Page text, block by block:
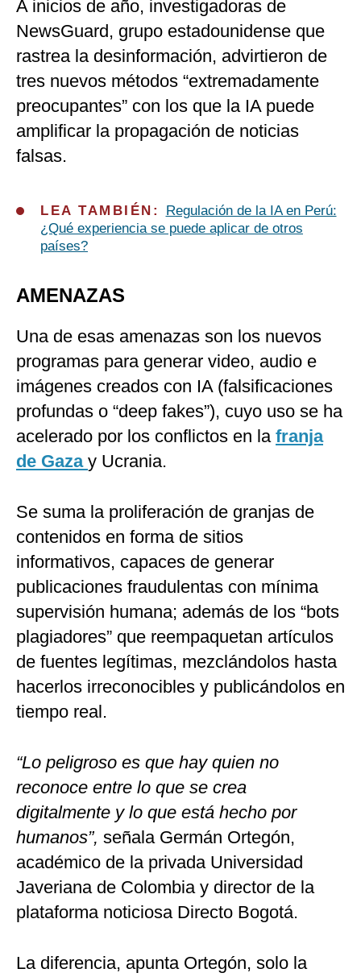
A inicios de año, investigadoras de
NewsGuard, grupo estadounidense que
rastrea la desinformación, advirtieron de
tres nuevos métodos “extremadamente
preocupantes” con los que la IA puede
amplificar la propagación de noticias
falsas.
LEA TAMBIÉN:
Regulación de la IA en Perú:
¿Qué experiencia se puede aplicar de otros
países?
AMENAZAS
Una de esas amenazas son los nuevos
programas para generar video, audio e
imágenes creados con IA (falsificaciones
profundas o “deep fakes”), cuyo uso se ha
acelerado por los conflictos en la franja
de Gaza y Ucrania.
Se suma la proliferación de granjas de
contenidos en forma de sitios
informativos, capaces de generar
publicaciones fraudulentas con mínima
supervisión humana; además de los “bots
plagiadores” que reempaquetan artículos
de fuentes legítimas, mezclándolos hasta
hacerlos irreconocibles y publicándolos en
tiempo real.
“Lo peligroso es que hay quien no
reconoce entre lo que se crea
digitalmente y lo que está hecho por
humanos”, señala Germán Ortegón,
académico de la privada Universidad
Javeriana de Colombia y director de la
plataforma noticiosa Directo Bogotá.
La diferencia, apunta Ortegón, solo la